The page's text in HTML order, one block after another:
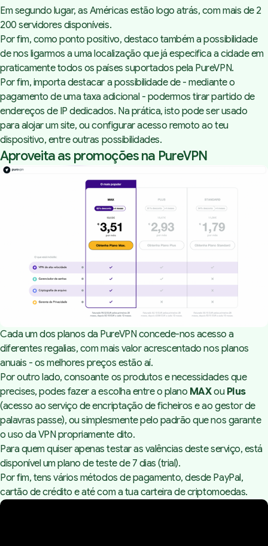
Em segundo lugar, as Américas estão logo atrás, com mais de 2
200 servidores disponíveis.
Por fim, como ponto positivo, destaco também a possibilidade
de nos ligarmos a uma localização que já especifica a cidade em
praticamente todos os países suportados pela PureVPN.
Por fim, importa destacar a possibilidade de - mediante o
pagamento de uma taxa adicional - podermos tirar partido de
endereços de IP dedicados. Na prática, isto pode ser usado
para alojar um site, ou configurar acesso remoto ao teu
dispositivo, entre outras possibilidades.
Aproveita as promoções na PureVPN
Cada um dos planos da PureVPNconcede-nos acesso a
diferentes regalias, com mais valor acrescentado nos planos
anuais - os melhores preços estão aí.
Por outro lado, consoante os produtos e necessidades que
precises, podes fazer a escolha entre o plano MAXou Plus
(acesso ao serviço de encriptação de ficheiros e ao gestor de
palavras passe), ou simplesmente pelo padrão que nos garante
o uso da VPN propriamente dito.
Para quem quiser apenas testar as valências deste serviço, está
disponível um plano de teste de 7 dias (trial).
Por fim, tens vários métodos de pagamento, desde PayPal,
cartão de crédito e até com a tua carteira de criptomoedas.